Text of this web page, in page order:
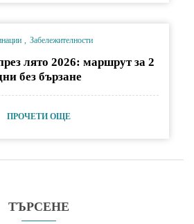
ТЪРСЕНЕ
Забележителности
лято 2026: маршрут за 2
без бързане
ПРОЧЕТИ ОЩЕ